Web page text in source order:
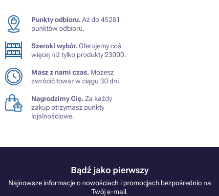
Punkty odbioru.Aż do 45281
punktów odbioru.
Szeroki wybór.Oferujemy coś
więcej niż tylko produkty 23000.
Masz z nami czas. Możesz
zwrócić towar w ciągu 30 dni.
Nagrodzimy Cię.Za każdy
zakup otrzymasz punkty
lojalnościowe.
Bądź jako pierwszy
Najnowsze informacje o nowościach i promocjach bezpośrednio na
Twój e-mail.